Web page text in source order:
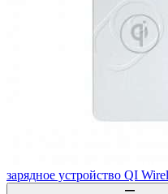
зарядное устройство QI